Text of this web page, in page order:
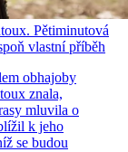
Pětiminutová
vlastní příběh
obhajoby
znala,
mluvila o
k jeho
se budou